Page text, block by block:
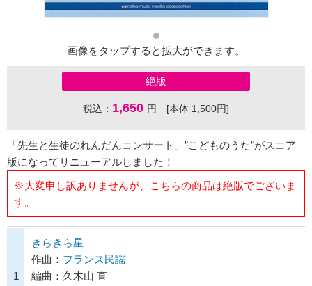
画像をタップすると拡大ができます。
絶版
税込： 1,650 円 [本体 1,500円]
「先生と生徒のれんだんコンサート」”こどものうた”がスコア
版になってリニューアルしました！
※大変申し訳ありませんが、こちらの商品は絶版でございま
す。
1
きらきら星
作曲： フランス民謡
編曲：久木山 直